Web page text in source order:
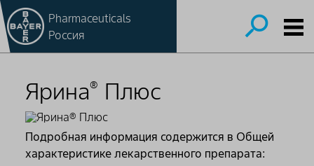
Pharmaceuticals
Россия
Ярина® Плюс
Подробная информация содержится в Общей
характеристике лекарственного препарата: